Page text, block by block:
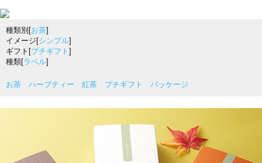
種類別[お茶]
イメージ[シンプル]
ギフト[プチギフト ]
種類[ラベル]
お茶 ハーブティー 紅茶 プチギフト パッケージ